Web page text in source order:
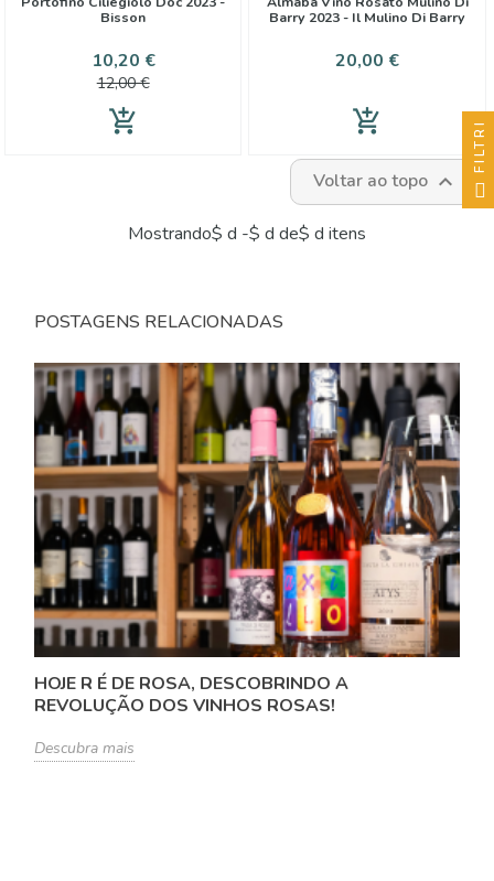
Bisson
Preço
10,20 €Preço
12,00 €
add_shopping_cart
Barry 2023 - Il Mulino Di Barry
Preço
20,00 €
add_shopping_cart
Voltar ao topo 
Mostrando$ d -$ d de$ d itens
POSTAGENS RELACIONADAS
HOJE R É DE ROSA, DESCOBRINDO A
REVOLUÇÃO DOS VINHOS ROSAS!
Descubra mais
FILTRI